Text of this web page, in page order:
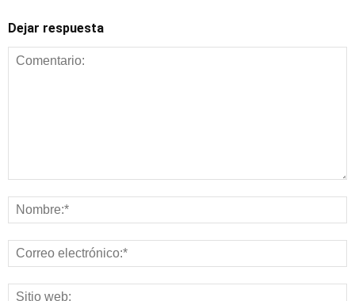
Alimentación y
nutrición
Dejar respuesta